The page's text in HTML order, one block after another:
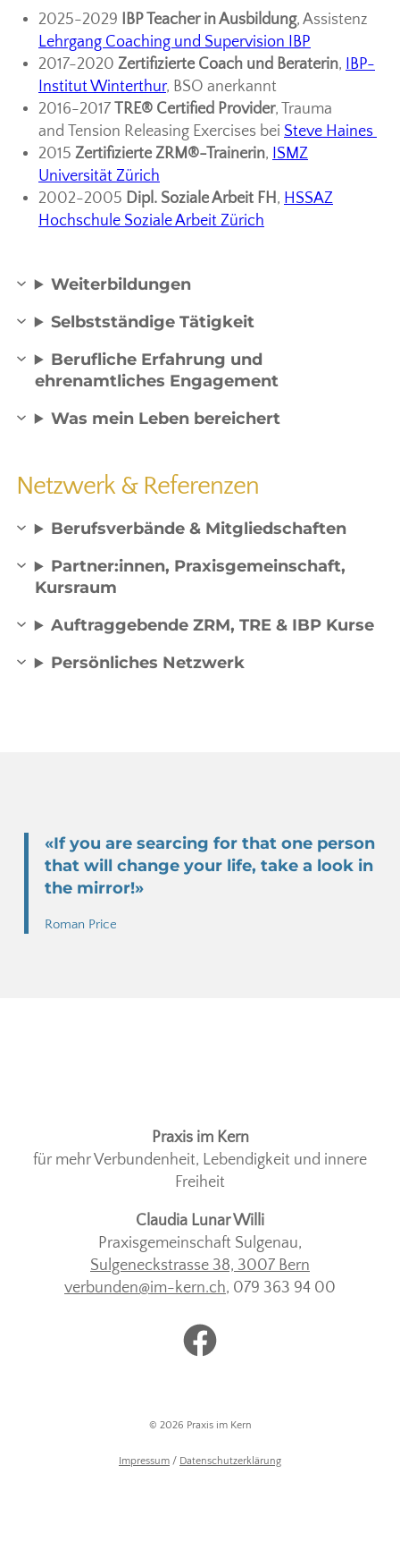
2025-2029 IBP Teacher in Ausbildung, Assistenz
Lehrgang Coaching und Supervision IBP
2017-2020 Zertifizierte Coach und Beraterin, IBP-
Institut Winterthur, BSO anerkannt
2016-2017 TRE® Certified Provider, Trauma
and Tension Releasing Exercises bei Steve Haines
2015 Zertifizierte ZRM®-Trainerin, ISMZ
Universität Zürich
2002-2005 Dipl. Soziale Arbeit FH , HSSAZ
Hochschule Soziale Arbeit Zürich
Weiterbildungen
Selbstständige Tätigkeit
Berufliche Erfahrung und
ehrenamtliches Engagement
Was mein Leben bereichert
Netzwerk & Referenzen
Berufsverbände & Mitgliedschaften
Partner:innen, Praxisgemeinschaft,
Kursraum
Auftraggebende ZRM, TRE & IBP Kurse
Persönliches Netzwerk
«If you are searcing for that one person
that will change your life, take a look in
the mirror!»
Roman Price
Praxis im Kern
für mehr Verbundenheit, Lebendigkeit und innere
Freiheit
Claudia Lunar Willi
Praxisgemeinschaft Sulgenau,
Sulgeneckstrasse 38, 3007 Bern
verbunden@im-kern.ch, 079 363 94 00
http://
© 2026 Praxis im Kern
Impressum / Datenschutzerklärung